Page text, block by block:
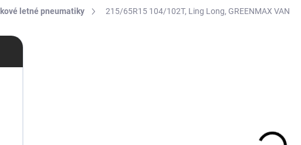
letné pneumatiky 215/65R15 104/102T, Ling Long, GREENMAX VAN